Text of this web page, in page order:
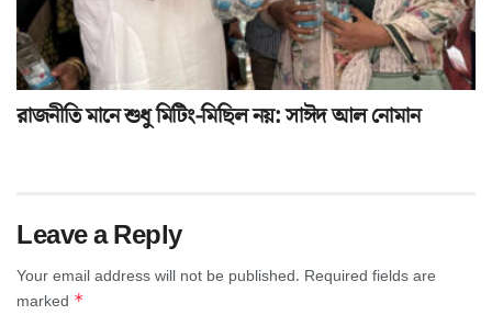
রাজনীতি মানে শুধু মিটিং-মিছিল নয়: সাঈদ আল নোমান
Leave a Reply
Your email address will not be published. Required fields are
marked *